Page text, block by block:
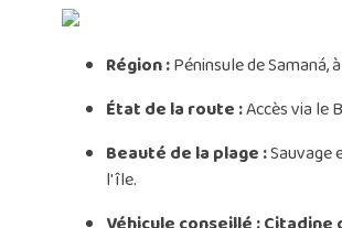
Région :Péninsule de Samaná,
État de la route :Accès via le
Beauté de la plage :Sauvage
l'île.